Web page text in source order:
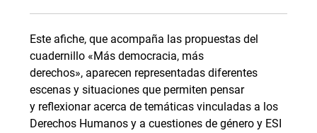
Este afiche, que acompaña las propuestas del
cuadernillo «Más democracia, más
derechos», aparecen representadas diferentes
escenas y situaciones que permiten pensar
y reflexionar acerca de temáticas vinculadas a los
Derechos Humanos y a cuestiones de género y ESI